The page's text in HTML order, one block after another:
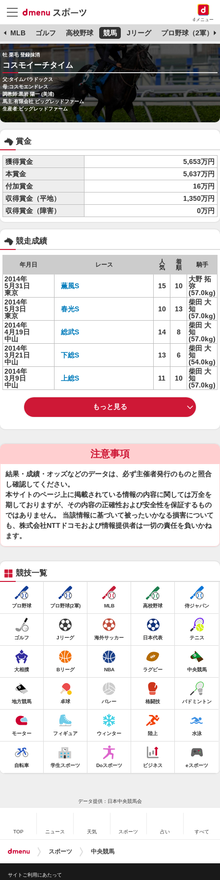
dメニュー
MLB ゴルフ 高校野球 競馬 Jリーグ プロ野球（2軍）
牡 栗毛 登録抹消
コスモイーチタイム
父:タイムパラドックス
母:コスモエンドレス
調教師:黒岩 陽一 (美浦)
馬主:有限会社 ビッグレッドファーム
生産者:ビッグレッドファーム
賞金
獲得賞金
5,653万円
本賞金
5,637万円
付加賞金
16万円
収得賞金（平地）
1,350万円
収得賞金（障害）
0万円
競走成績
年月日 レース
人
気
着
順
騎手
2014年
5月31日
東京
薫風S 15 10
大野 拓
弥
(57.0kg)
2014年
5月3日
東京
春光S 10 13
柴田 大
知
(57.0kg)
2014年
4月19日
中山
総武S 14 8
柴田 大
知
(57.0kg)
2014年
3月21日
中山
下総S 13 6
柴田 大
知
(54.0kg)
2014年
3月9日
中山
上総S 11 10
柴田 大
知
(57.0kg)
もっと見る
注意事項
結果・成績・オッズなどのデータは、必ず主催者発行のものと照合
し確認してください。
本サイトのページ上に掲載されている情報の内容に関しては万全を
期しておりますが、その内容の正確性および安全性を保証するもの
ではありません。 当該情報に基づいて被ったいかなる損害について
も、株式会社NTTドコモおよび情報提供者は一切の責任を負いかね
ます。
競技一覧
プロ野球 プロ野球(2軍) MLB 高校野球 侍ジャパン
ゴルフ Jリーグ 海外サッカー 日本代表 テニス
大相撲 Bリーグ NBA ラグビー 中央競馬
地方競馬 卓球 バレー 格闘技 バドミントン
モーター フィギュア ウィンター 陸上 水泳
自転車 学生スポーツ Doスポーツ ビジネス eスポーツ
データ提供：日本中央競馬会
TOP ニュース 天気 スポーツ 占い すべて
スポーツ 中央競馬
サイトご利用にあたって